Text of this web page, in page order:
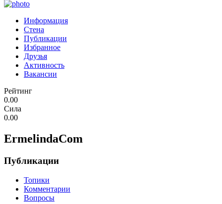
Информация
Стена
Публикации
Избранное
Друзья
Активность
Вакансии
Рейтинг
0.00
Сила
0.00
ErmelindaCom
Публикации
Топики
Комментарии
Вопросы